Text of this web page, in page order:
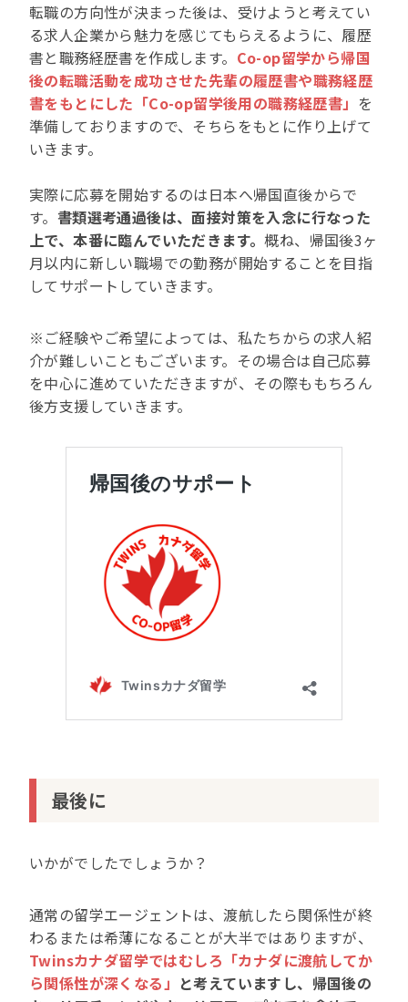
転職の方向性が決まった後は、受けようと考えてい
る求人企業から魅力を感じてもらえるように、履歴
書と職務経歴書を作成します。 Co-op留学から帰国
後の転職活動を成功させた先輩の履歴書や職務経歴
書をもとにした「Co-op留学後用の職務経歴書」 を
準備しておりますので、そちらをもとに作り上げて
いきます。
実際に応募を開始するのは日本へ帰国直後からで
す。 書類選考通過後は、面接対策を入念に行なった
上で、本番に臨んでいただきます。概ね、帰国後3ヶ
月以内に新しい職場での勤務が開始することを目指
してサポートしていきます。
※ご経験やご希望によっては、私たちからの求人紹
介が難しいこともございます。その場合は自己応募
を中心に進めていただきますが、その際ももちろん
後方支援していきます。
最後に
いかがでしたでしょうか？
通常の留学エージェントは、渡航したら関係性が終
わるまたは希薄になることが大半ではありますが、
Twinsカナダ留学ではむしろ「カナダに渡航してか
ら関係性が深くなる」 と考えていますし、帰国後の